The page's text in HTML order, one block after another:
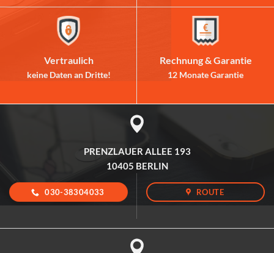
Vertraulich
keine Daten an Dritte!
Rechnung & Garantie
12 Monate Garantie
PRENZLAUER ALLEE 193
10405 BERLIN
030-38304033 ROUTE